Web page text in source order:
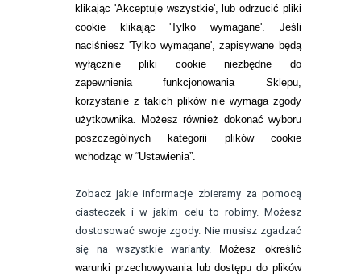
klikając 'Akceptuję wszystkie', lub odrzucić pliki
cookie klikając 'Tylko wymagane'. Jeśli
naciśniesz 'Tylko wymagane', zapisywane będą
wyłącznie pliki cookie niezbędne do
zapewnienia funkcjonowania Sklepu,
korzystanie z takich plików nie wymaga zgody
użytkownika. Możesz również dokonać wyboru
poszczególnych kategorii plików cookie
wchodząc w “Ustawienia”.
Zobacz jakie informacje zbieramy za pomocą
ciasteczek i w jakim celu to robimy. Możesz
dostosować swoje zgody. Nie musisz zgadzać
się na wszystkie warianty.
Możesz określić
warunki przechowywania lub dostępu do plików
Zwrot (odstąpienie od umowy)
ZMIEŃ USTAWIENIA ZGODY NA CIASTECZKA
KONTAKT
telefon:
22 113 44 42
telefon:
732 08 08 72
kontakt@bezokularow.pl